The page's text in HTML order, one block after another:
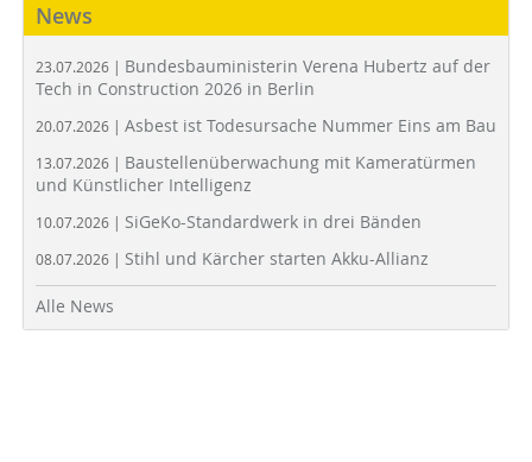
News
23.07.2026 | Bundesbauministerin Verena Hubertz auf der
Tech in Construction 2026 in Berlin
20.07.2026 | Asbest ist Todesursache Nummer Eins am Bau
13.07.2026 | Baustellenüberwachung mit Kameratürmen
und Künstlicher Intelligenz
10.07.2026 | SiGeKo-Standardwerk in drei Bänden
08.07.2026 | Stihl und Kärcher starten Akku-Allianz
Alle News